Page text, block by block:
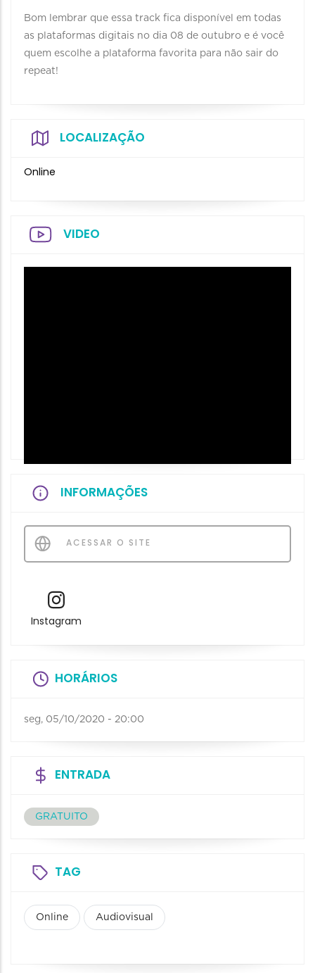
Bom lembrar que essa track fica disponível em todas
as plataformas digitais no dia 08 de outubro e é você
quem escolhe a plataforma favorita para não sair do
repeat!
LOCALIZAÇÃO
Online
VIDEO
INFORMAÇÕES
ACESSAR O SITE
Instagram
HORÁRIOS
seg, 05/10/2020 - 20:00
ENTRADA
GRATUITO
TAG
Online Audiovisual